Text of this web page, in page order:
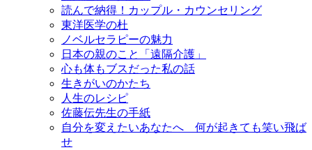
読んで納得！カップル・カウンセリング
東洋医学の杜
ノベルセラピーの魅力
日本の親のこと「遠隔介護」
心も体もブスだった私の話
生きがいのかたち
人生のレシピ
佐藤伝先生の手紙
自分を変えたいあなたへ 何が起きても笑い飛ば
せ